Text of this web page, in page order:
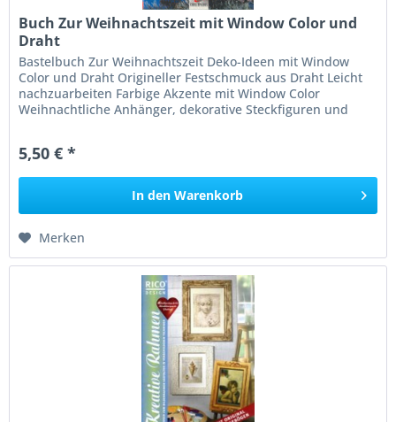
Buch Zur Weihnachtszeit mit Window Color und
Draht
Bastelbuch Zur Weihnachtszeit Deko-Ideen mit Window
Color und Draht Origineller Festschmuck aus Draht Leicht
nachzuarbeiten Farbige Akzente mit Window Color
Weihnachtliche Anhänger, dekorative Steckfiguren und
5,50 € *
In den Warenkorb
Merken